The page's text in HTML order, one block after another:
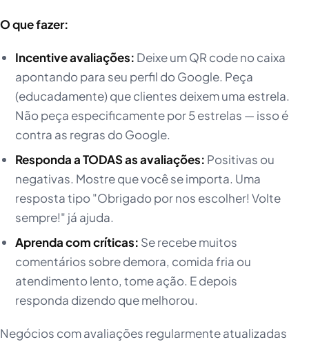
O que fazer:
Incentive avaliações: Deixe um QR code no caixa
apontando para seu perfil do Google. Peça
(educadamente) que clientes deixem uma estrela.
Não peça especificamente por 5 estrelas — isso é
contra as regras do Google.
Responda a TODAS as avaliações: Positivas ou
negativas. Mostre que você se importa. Uma
resposta tipo "Obrigado por nos escolher! Volte
sempre!" já ajuda.
Aprenda com críticas: Se recebe muitos
comentários sobre demora, comida fria ou
atendimento lento, tome ação. E depois
responda dizendo que melhorou.
Negócios com avaliações regularmente atualizadas